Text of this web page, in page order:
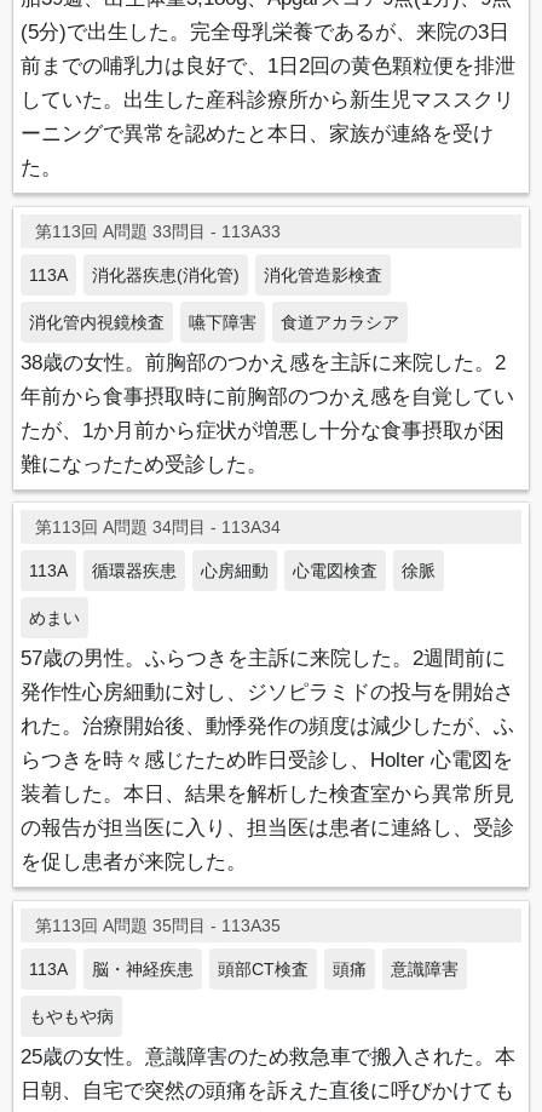
(5分)で出生した。完全母乳栄養であるが、来院の3日
前までの哺乳力は良好で、1日2回の黄色顆粒便を排泄
していた。出生した産科診療所から新生児マススクリ
ーニングで異常を認めたと本日、家族が連絡を受け
た。
第113回 A問題 33問目 - 113A33
113A 消化器疾患(消化管) 消化管造影検査
消化管内視鏡検査 嚥下障害 食道アカラシア
38歳の女性。前胸部のつかえ感を主訴に来院した。2
年前から食事摂取時に前胸部のつかえ感を自覚してい
たが、1か月前から症状が増悪し十分な食事摂取が困
難になったため受診した。
第113回 A問題 34問目 - 113A34
113A 循環器疾患 心房細動 心電図検査 徐脈
めまい
57歳の男性。ふらつきを主訴に来院した。2週間前に
発作性心房細動に対し、ジソピラミドの投与を開始さ
れた。治療開始後、動悸発作の頻度は減少したが、ふ
らつきを時々感じたため昨日受診し、Holter 心電図を
装着した。本日、結果を解析した検査室から異常所見
の報告が担当医に入り、担当医は患者に連絡し、受診
を促し患者が来院した。
第113回 A問題 35問目 - 113A35
113A 脳・神経疾患 頭部CT検査 頭痛 意識障害
もやもや病
25歳の女性。意識障害のため救急車で搬入された。本
日朝、自宅で突然の頭痛を訴えた直後に呼びかけても